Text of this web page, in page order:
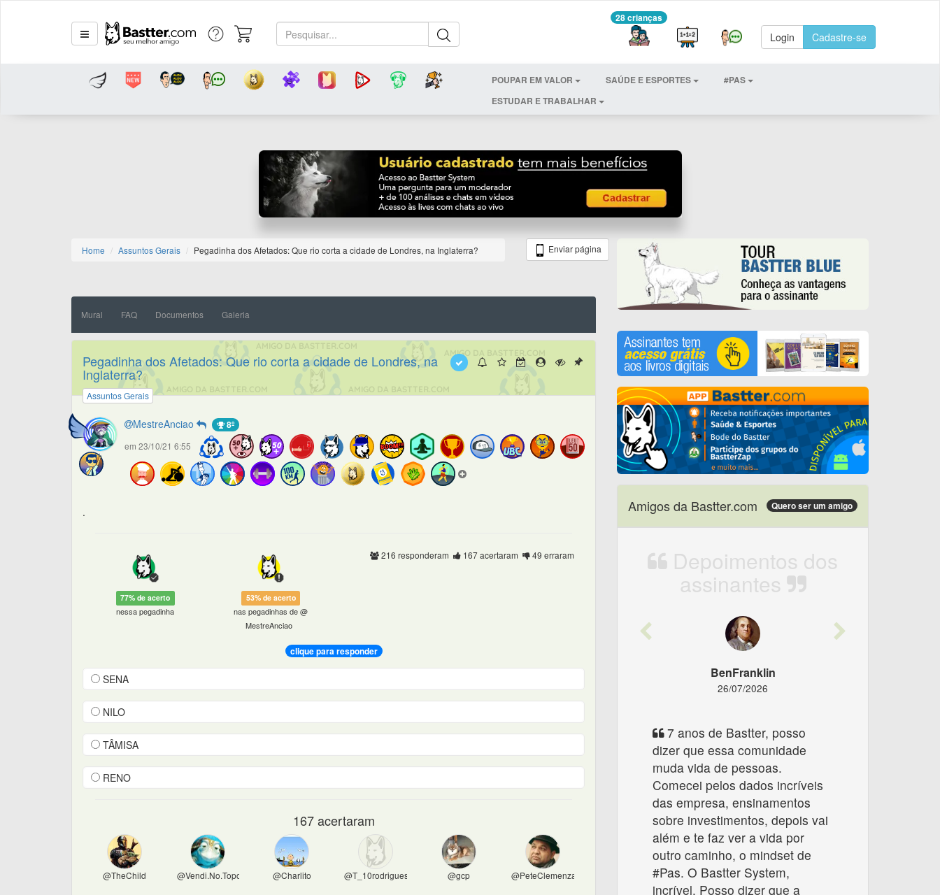
28 crianças
Login Cadastre-se
POUPAR EM VALOR SAÚDE E ESPORTES
#PAS
ESTUDAR E TRABALHAR
Home Assuntos Gerais Pegadinha dos Afetados: Que rio corta a cidade de Londres, na Inglaterra? Enviar página
Mural FAQ Documentos Galeria
Pegadinha dos Afetados: Que rio corta a cidade de Londres, na
Inglaterra?
Assuntos Gerais
MestreAnciao 8º
em 23/10/21 6:55
.
77% de acerto
nessa pegadinha
53% de acerto
nas pegadinhas de @
MestreAnciao
216 responderam 167 acertaram 49 erraram
clique para responder
SENA
NILO
TÂMISA
RENO
167 acertaram
@TheChild @Vendi.No.Topo @Charlito @T_10rodrigues @gcp @PeteClemenza
Amigos da Bastter.com Quero ser um amigo
Depoimentos dos
assinantes
Previous
BenFranklin
26/07/2026
7 anos de Bastter, posso
dizer que essa comunidade
muda vida de pessoas.
Comecei pelos dados incríveis
das empresa, ensinamentos
sobre investimentos, depois vai
além e te faz ver a vida por
outro caminho, o mindset de
#Pas. O Bastter System,
incrível. Posso dizer que a